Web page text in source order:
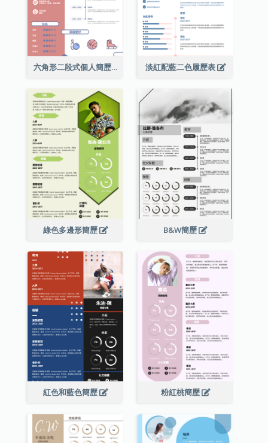
六角形二段式個人簡歷 淡紅配藍二色履歷表
綠色多邊形簡歷 B&W簡歷
紅色和藍色簡歷 粉紅桃簡歷